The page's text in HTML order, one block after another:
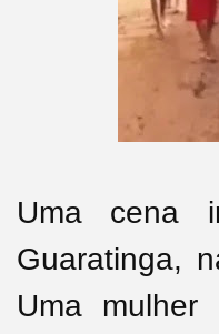
Uma cena
Guaratinga,
Uma